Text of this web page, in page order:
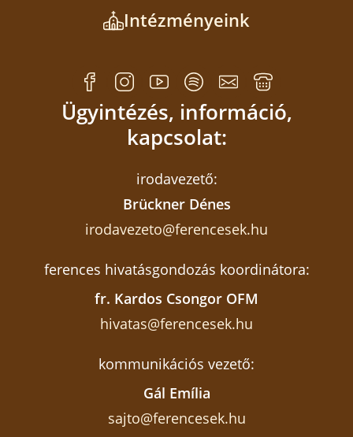
Intézményeink
Ügyintézés, információ,
kapcsolat:
irodavezető:
Brückner Dénes
irodavezeto@ferencesek.hu
ferences hivatásgondozás koordinátora:
fr. Kardos Csongor OFM
hivatas@ferencesek.hu
kommunikációs vezető:
Gál Emília
sajto@ferencesek.hu